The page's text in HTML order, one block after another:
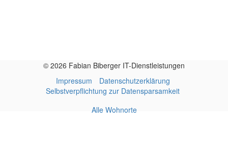
© 2026 Fabian Biberger IT-Dienstleistungen
Impressum
Datenschutzerklärung
Selbstverpflichtung zur Datensparsamkeit
Alle Wohnorte